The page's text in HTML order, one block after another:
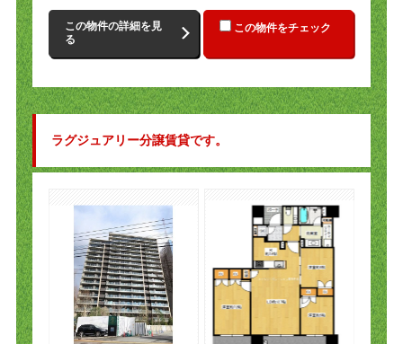
この物件の詳細を見
る
この物件をチェック
ラグジュアリー分譲賃貸です。